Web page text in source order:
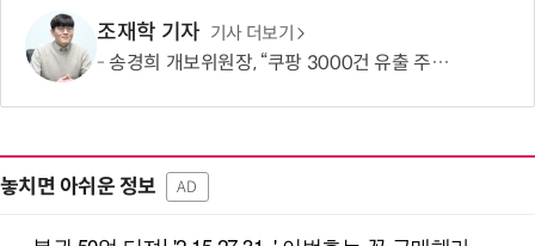
조재학 기자 기사 더보기
송경희 개보위원장, “쿠팡 3000건 유출 주장 사실과 달라…엄정 처분할 것”
놓치면 아쉬운 정보 AD